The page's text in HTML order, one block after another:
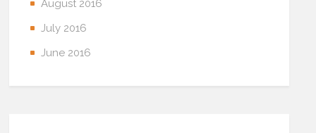
August 2016
July 2016
June 2016